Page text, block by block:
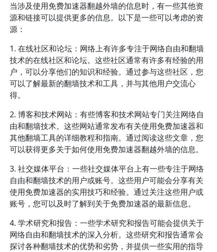
当涉及使用免费加速器翻越外墙的信息时，有一些其他资
源和链接可以提供更多的信息。以下是一些可以考虑的资
源：
1. 在线社区和论坛：网络上有许多专注于网络自由和翻墙
技术的在线社区和论坛。这些社区通常有许多有经验的用
户，可以分享他们的知识和经验。通过参与这些社区，您
可以了解最新的翻墙技术和工具，并与其他用户交流心
得。
2. 博客和技术网站：有些博客和技术网站专门关注网络自
由和翻墙技术。这些网站通常发布有关使用免费加速器和
其他翻墙工具的详细教程和指南。通过阅读这些文章，您
可以获得更多关于如何使用免费加速器翻越外墙的信息。
3. 社交媒体平台：一些社交媒体平台上有一些专注于网络
自由和翻墙技术的用户或账号。这些用户可能会分享有关
使用免费加速器的实用技巧和经验。通过关注这些用户或
账号，您可以及时了解到关于免费加速器的最新信息。
4. 学术研究和报告：一些学术研究和报告可能会提供关于
网络自由和翻墙技术的深入分析。这些研究和报告通常会
探讨各种翻墙技术的优势和劣势，并提供一些实用的指导